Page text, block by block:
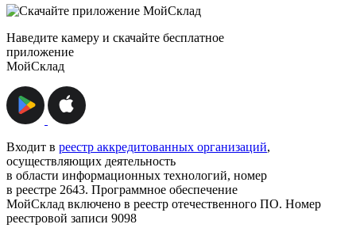
Наведите камеру и скачайте бесплатное
приложение
МойСклад
Входит в реестр аккредитованных организаций,
осуществляющих деятельность
в области информационных технологий, номер
в реестре 2643. Программное обеспечение
МойСклад включено в реестр отечественного ПО. Номер
реестровой записи 9098